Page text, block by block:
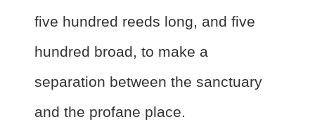
five hundred reeds long, and five
hundred broad, to make a
separation between the sanctuary
and the profane place.